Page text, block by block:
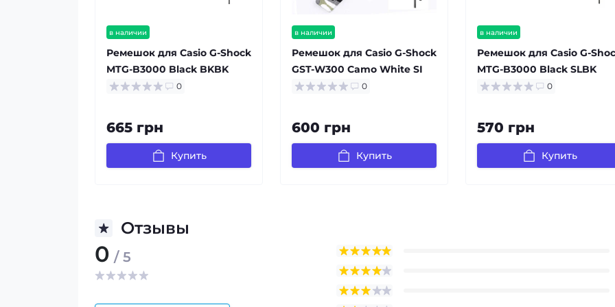
в наличии
Ремешок для Casio G-Shock
MTG-B3000 Black BKBK
0
665 грн
Купить
в наличии
Ремешок для Casio G-Shock
GST-W300 Camo White SI
0
600 грн
Купить
в наличии
Ремешок для Casio G-
MTG-B3000 Black SLBK
0
570 грн
Купить
Отзывы
0 / 5